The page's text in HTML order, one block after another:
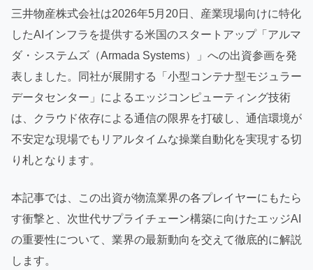
三井物産株式会社は2026年5月20日、産業現場向けに特化
したAIインフラを提供する米国のスタートアップ「アルマ
ダ・システムズ（Armada Systems）」への出資参画を発
表しました。同社が展開する「小型コンテナ型モジュラー
データセンター」によるエッジコンピューティング技術
は、クラウド依存による通信の限界を打破し、通信環境が
不安定な現場でもリアルタイムな操業自動化を実現する切
り札となります。
本記事では、この出資が物流業界の各プレイヤーにもたら
す衝撃と、次世代サプライチェーン構築に向けたエッジAI
の重要性について、業界の最新動向を交えて徹底的に解説
します。